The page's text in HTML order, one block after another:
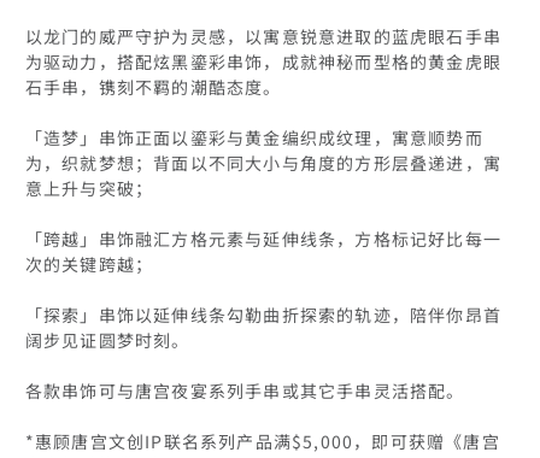
以龙门的威严守护为灵感，以寓意锐意进取的蓝虎眼石手串
为驱动力，搭配炫黑鎏彩串饰，成就神秘而型格的黄金虎眼
石手串，镌刻不羁的潮酷态度。
「造梦」串饰正面以鎏彩与黄金编织成纹理，寓意顺势而
为，织就梦想；背面以不同大小与角度的方形层叠递进，寓
意上升与突破；
「跨越」串饰融汇方格元素与延伸线条，方格标记好比每一
次的关键跨越；
「探索」串饰以延伸线条勾勒曲折探索的轨迹，陪伴你昂首
阔步见证圆梦时刻。
各款串饰可与唐宫夜宴系列手串或其它手串灵活搭配。
*惠顾唐宫文创IP联名系列产品满$5,000，即可获赠《唐宫